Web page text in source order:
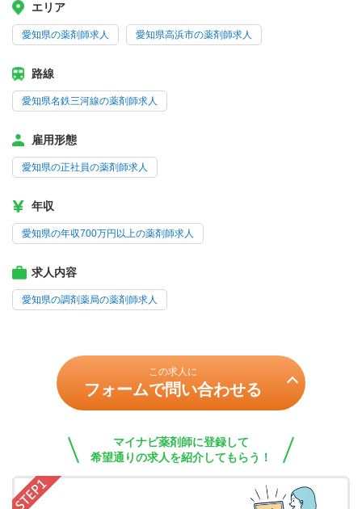
エリア
愛知県の薬剤師求人 愛知県高浜市の薬剤師求人
路線
愛知県名鉄三河線の薬剤師求人
雇用形態
愛知県の正社員の薬剤師求人
年収
愛知県の年収700万円以上の薬剤師求人
求人内容
愛知県の調剤薬局の薬剤師求人
この求人に
フォームで問い合わせる
マイナビ薬剤師に登録して
希望通りの求人を紹介してもらう！